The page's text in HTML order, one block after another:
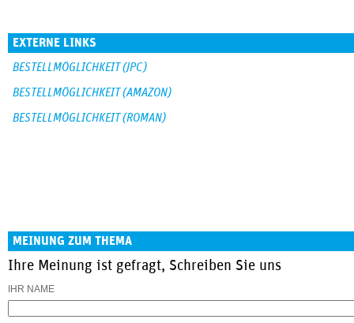
EXTERNE LINKS
BESTELLMÖGLICHKEIT (JPC)
BESTELLMÖGLICHKEIT (AMAZON)
BESTELLMÖGLICHKEIT (ROMAN)
MEINUNG ZUM THEMA
Ihre Meinung ist gefragt, Schreiben Sie uns
IHR NAME